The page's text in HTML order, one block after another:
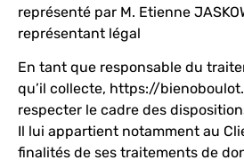
représenté par M. Etienne
représentant légal
En tant que responsable du
qu’il collecte, https://
respecter le cadre des
Il lui appartient notamment au
finalités de ses traitements de